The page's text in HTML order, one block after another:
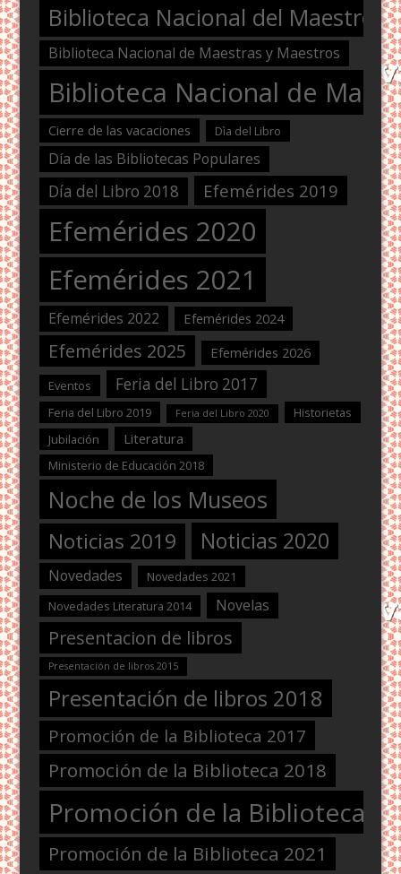
Biblioteca Nacional del Maestro
Biblioteca Nacional de Maestras y Maestros
Biblioteca Nacional de
Cierre de las vacaciones Dìa del Libro
Día de las Bibliotecas Populares
Día del Libro 2018 Efemérides 2019
Efemérides 2020
Efemérides 2021
Efemérides 2022 Efemérides 2024
Efemérides 2025 Efemérides 2026
Eventos Feria del Libro 2017
Feria del Libro 2019 Feria del Libro 2020
Historietas
Jubilación
Literatura
Ministerio de Educación 2018
Noche de los Museos
Noticias 2019 Noticias 2020
Novedades
Novedades 2021
Novedades Literatura 2014
Novelas
Presentacion de libros
Presentación de libros 2015
Presentación de libros 2018
Promoción de la Biblioteca 2017
Promoción de la Biblioteca 2018
Promoción de la Biblioteca
Promoción de la Biblioteca 2021